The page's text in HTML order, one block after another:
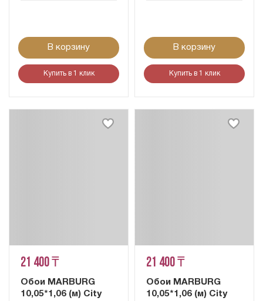
В корзину
Купить в 1 клик
В корзину
Купить в 1 клик
21 400 ₸
Обои MARBURG
10,05*1,06 (м) City
21 400 ₸
Обои MARBURG
10,05*1,06 (м) City